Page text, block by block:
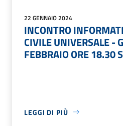
22 GENNAIO 2024
INCONTRO
CIVILE UNIVERSALE -
FEBBRAIO ORE 18.30
LEGGI DI PIÙ